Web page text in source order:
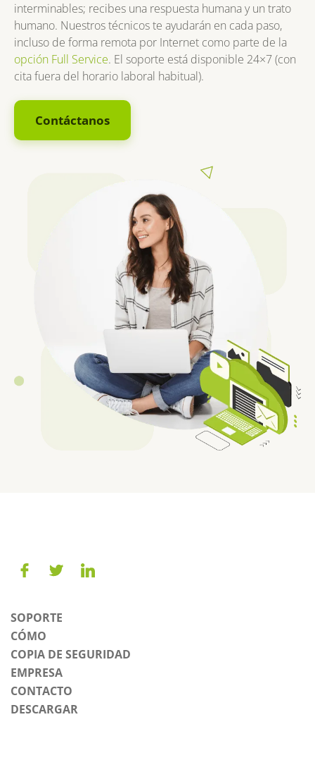
interminables; recibes una respuesta humana y un trato
humano. Nuestros técnicos te ayudarán en cada paso,
incluso de forma remota por Internet como parte de la
opción Full Service. El soporte está disponible 24×7 (con
cita fuera del horario laboral habitual).
Contáctanos
SOPORTE
CÓMO
COPIA DE SEGURIDAD
EMPRESA
CONTACTO
DESCARGAR